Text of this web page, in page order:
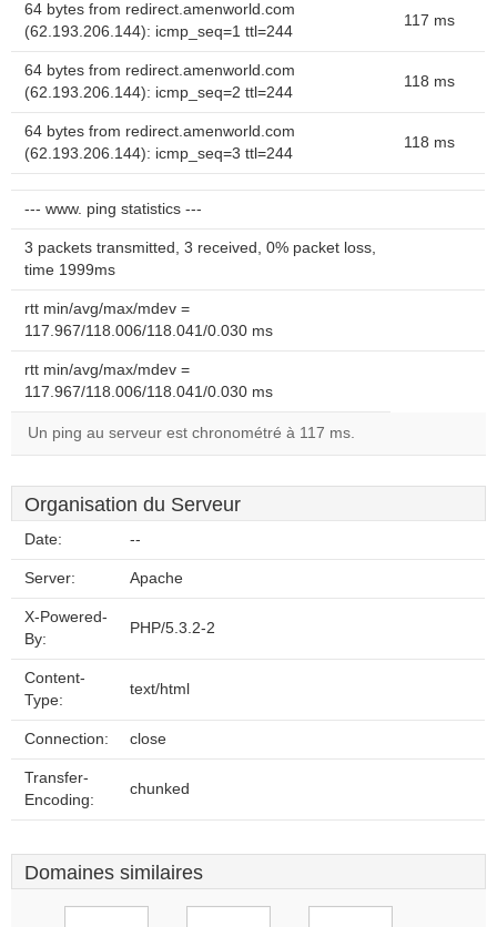
64 bytes from redirect.amenworld.com
(62.193.206.144): icmp_seq=1 ttl=244
117 ms
64 bytes from redirect.amenworld.com
(62.193.206.144): icmp_seq=2 ttl=244
118 ms
64 bytes from redirect.amenworld.com
(62.193.206.144): icmp_seq=3 ttl=244
118 ms
--- www. ping statistics ---
3 packets transmitted, 3 received, 0% packet loss,
time 1999ms
rtt min/avg/max/mdev =
117.967/118.006/118.041/0.030 ms
rtt min/avg/max/mdev =
117.967/118.006/118.041/0.030 ms
Un ping au serveur est chronométré à 117 ms.
Organisation du Serveur
Date: --
Server: Apache
X-Powered-
By:
PHP/5.3.2-2
Content-
Type:
text/html
Connection: close
Transfer-
Encoding:
chunked
Domaines similaires